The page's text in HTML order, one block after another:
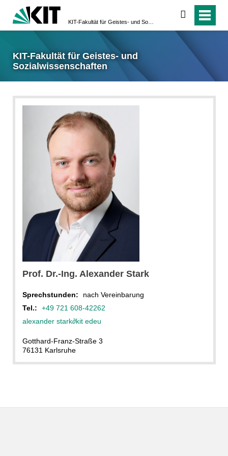
suchen
KIT-Fakultät für Geistes- und
Sozialwissenschaften
Prof. Dr.-Ing. Alexander Stark
Sprechstunden:
nach Vereinbarung
Tel.:
+49 721 608-42262
alexander stark∂kit edeu
Gotthard-Franz-Straße 3
76131 Karlsruhe